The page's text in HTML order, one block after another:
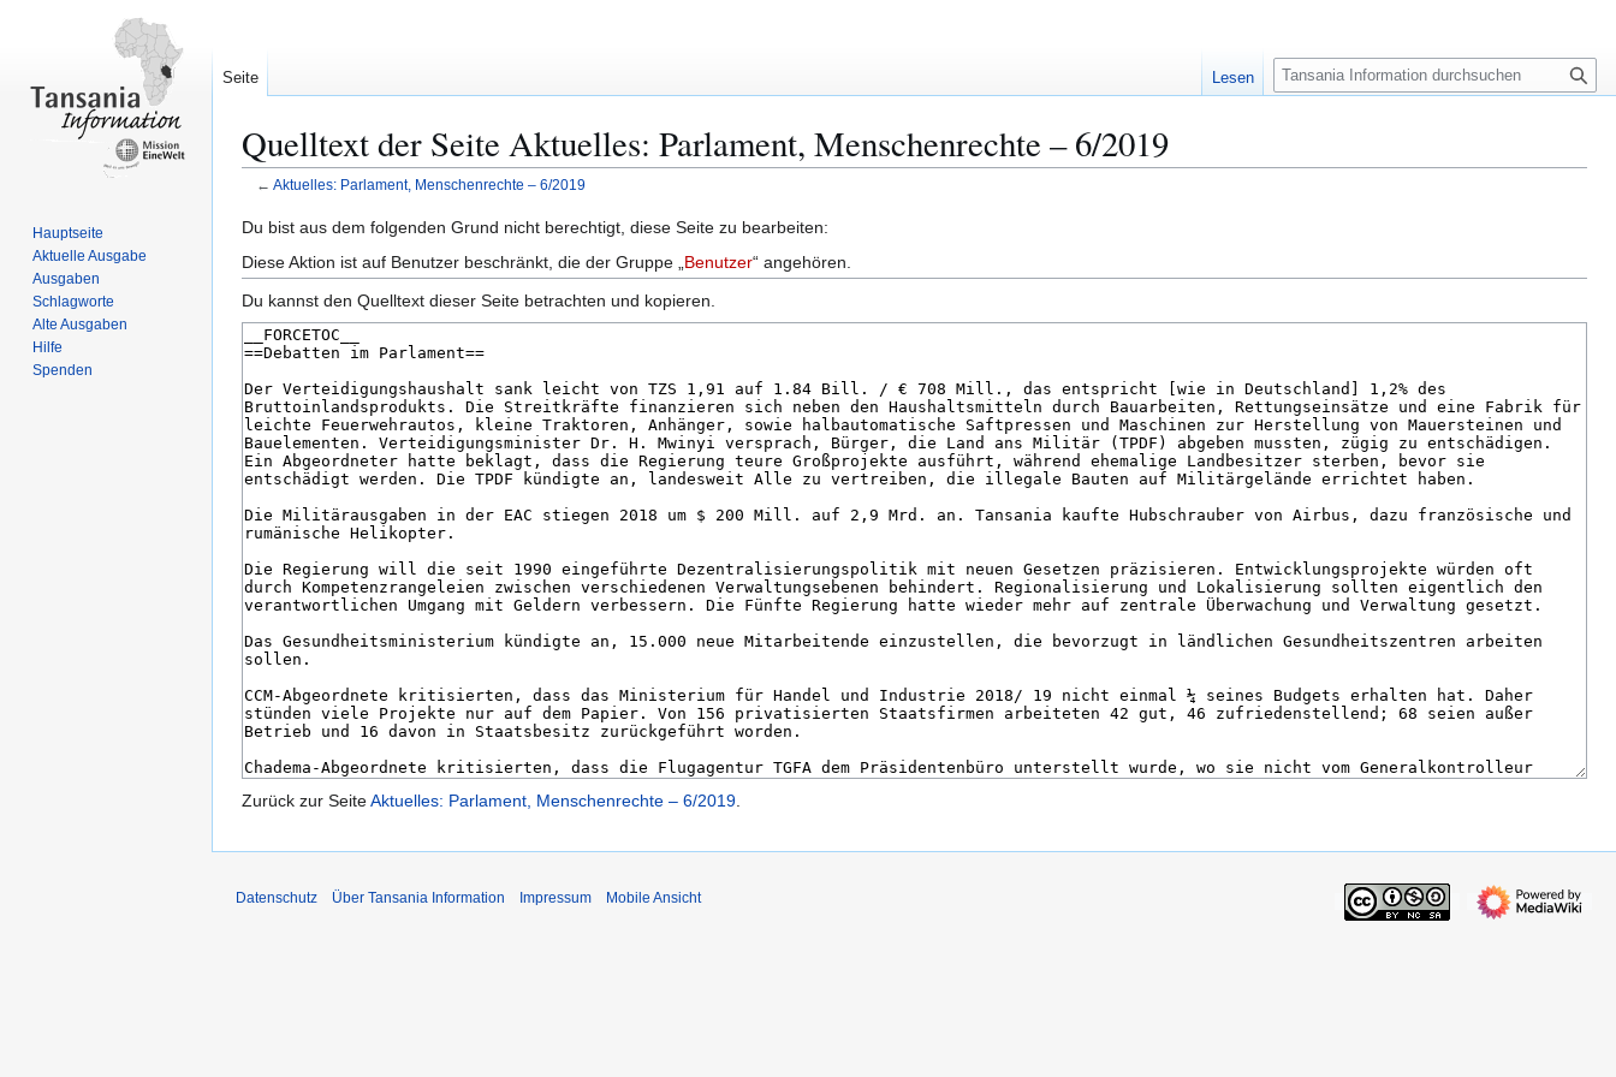
Quelltext der Seite Aktuelles: Parlament, Menschenrechte – 6/2019
← Aktuelles: Parlament, Menschenrechte – 6/2019
Zur
Navigation
springen
Zur
Suche
springen
Du bist aus dem folgenden Grund nicht berechtigt, diese Seite zu bearbeiten:
Diese Aktion ist auf Benutzer beschränkt, die der Gruppe „ Benutzer“ angehören.
Du kannst den Quelltext dieser Seite betrachten und kopieren.
Zurück zur SeiteAktuelles: Parlament, Menschenrechte – 6/2019
Seite Lesen
S
u
e
Hauptseite
Aktuelle Ausgabe
Ausgaben
Schlagworte
Alte Ausgaben
Hilfe
Spenden
Datenschutz Über Tansania Information Impressum Mobile Ansicht